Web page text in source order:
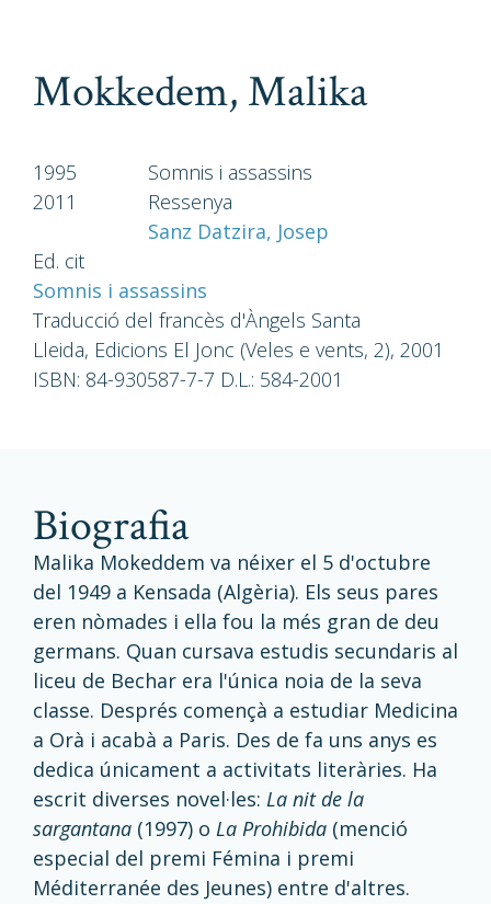
Mokkedem, Malika
1995
Somnis i assassins
2011
Ressenya
Sanz Datzira, Josep
Ed. cit
Somnis i assassins
Traducció del francès d'Àngels Santa
Lleida, Edicions El Jonc (Veles e vents, 2), 2001
ISBN: 84-930587-7-7 D.L.: 584-2001
biografia
Malika Mokeddem va néixer el 5 d'octubre
del 1949 a Kensada (Algèria). Els seus pares
eren nòmades i ella fou la més gran de deu
germans. Quan cursava estudis secundaris al
liceu de Bechar era l'única noia de la seva
classe. Després començà a estudiar Medicina
a Orà i acabà a Paris. Des de fa uns anys es
dedica únicament a activitats literàries. Ha
escrit diverses novel·les: La nit de la
sargantana (1997) o La Prohibida (menció
especial del premi Fémina i premi
Méditerranée des Jeunes) entre d'altres.